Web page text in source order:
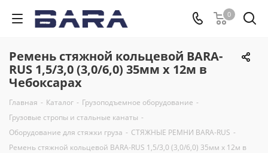
0
Ремень стяжной кольцевой BARA-
RUS 1,5/3,0 (3,0/6,0) 35мм х 12м в
Чебоксарах
Главная - Каталог - Грузоподъемное оборудование -
Грузовые стропы и стальные канаты -
Оборудование для стяжки груза - СТЯЖНЫЕ РЕМНИ BARA-RUS -
Ремень стяжной кольцевой BARA-RUS 1,5/3,0 (3,0/6,0) 35мм х 12м в